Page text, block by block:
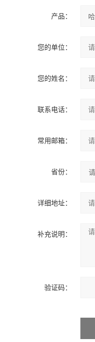
产品：
您的单位：
您的姓名：
联系电话：
常用邮箱：
省份：
详细地址：
补充说明：
验证码：